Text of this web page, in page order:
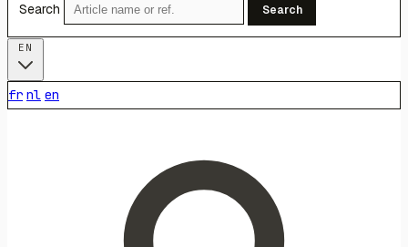
Search Search
fr nl en